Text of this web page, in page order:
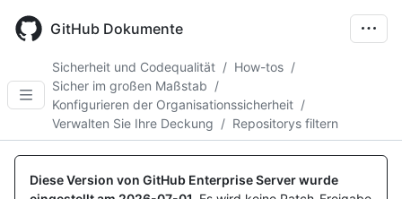
main
GitHub Dokumente
Sicherheit und Codequalität / How-tos /
Sicher im großen Maßstab /
Konfigurieren der Organisationssicherheit /
Verwalten Sie Ihre Deckung / Repositorys filtern
Diese Version von GitHub Enterprise Server wurde